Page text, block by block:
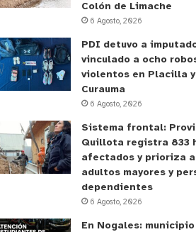
Colón de Limache
6 Agosto, 2026
PDI detuvo a
vinculado a ocho
violentos en Placilla y
Curauma
6 Agosto, 2026
Sistema frontal:
Quillota registra 833
afectados y prioriza
adultos mayores y
dependientes
6 Agosto, 2026
En Nogales: